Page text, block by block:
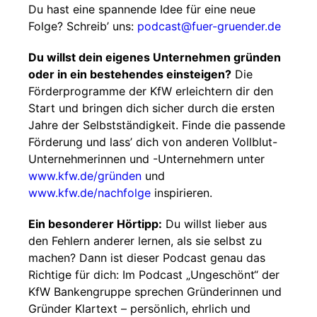
Du hast eine spannende Idee für eine neue
Folge? Schreib’ uns: podcast@fuer-gruender.de
Du willst dein eigenes Unternehmen gründen
oder in ein bestehendes einsteigen? Die
Förderprogramme der KfW erleichtern dir den
Start und bringen dich sicher durch die ersten
Jahre der Selbstständigkeit. Finde die passende
Förderung und lass’ dich von anderen Vollblut-
Unternehmerinnen und -Unternehmern unter
www.kfw.de/gründen und
www.kfw.de/nachfolge inspirieren.
Ein besonderer Hörtipp: Du willst lieber aus
den Fehlern anderer lernen, als sie selbst zu
machen? Dann ist dieser Podcast genau das
Richtige für dich: Im Podcast „Ungeschönt“ der
KfW Bankengruppe sprechen Gründerinnen und
Gründer Klartext – persönlich, ehrlich und